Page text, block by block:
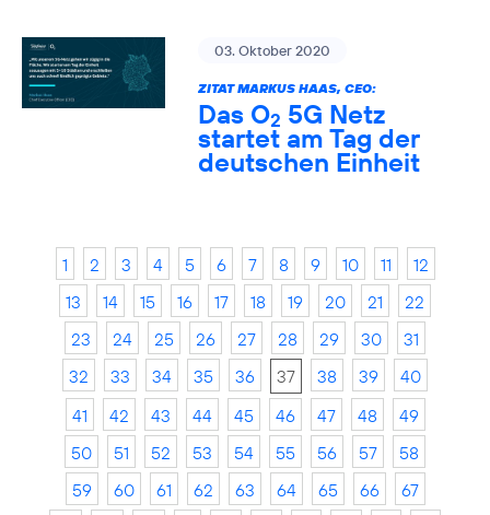
03. Oktober 2020
ZITAT MARKUS HAAS, CEO:
Das O2 5G Netz
startet am Tag der
deutschen Einheit
1 2 3 4 5 6 7 8 9 10 11
12
13
14 15 16 17 18 19 20 21
22
23
24 25 26 27 28 29 30
31
32
33 34 35 36 37 38 39
40
41
42 43 44 45 46 47 48
49
50
51 52 53 54 55 56 57
58
59
60 61 62 63 64 65 66
67